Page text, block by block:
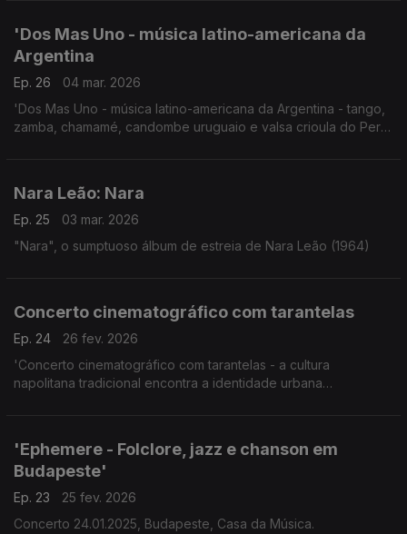
'Dos Mas Uno - música latino-americana da
Argentina
Ep. 26
04 mar. 2026
'Dos Mas Uno - música latino-americana da Argentina - tango,
zamba, chamamé, candombe uruguaio e valsa crioula do Perú'
Nara Leão: Nara
Ep. 25
03 mar. 2026
"Nara", o sumptuoso álbum de estreia de Nara Leão (1964)
Concerto cinematográfico com tarantelas
Ep. 24
26 fev. 2026
'Concerto cinematográfico com tarantelas - a cultura
napolitana tradicional encontra a identidade urbana
'Ephemere - Folclore, jazz e chanson em
Budapeste'
Ep. 23
25 fev. 2026
Concerto 24.01.2025, Budapeste, Casa da Música.